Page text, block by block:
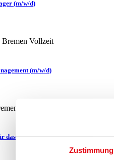
Zustimmung
(m/w/d)
Bremen Vollzeit
(m/w/d)
Bremen
das Team Presse und Marke